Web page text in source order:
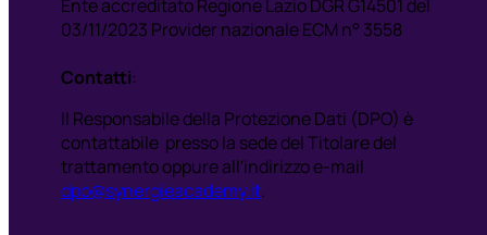
Ente accreditato Regione Lazio DGR G14501 del
03/11/2023 Provider nazionale ECM n° 3558
Contatti:
Il Responsabile della Protezione Dati (DPO) è
contattabile presso la sede del Titolare del
trattamento oppure all'indirizzo e-mail
dpo@synergieacademy.it.